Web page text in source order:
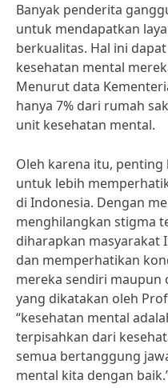
Banyak penderita
untuk mendapatkan
berkualitas. Hal ini
kesehatan mental
Menurut data
hanya 7% dari rumah
unit kesehatan mental.
Oleh karena itu,
untuk lebih
di Indonesia. Dengan
menghilangkan stigma
diharapkan masyarakat
dan memperhatikan
mereka sendiri maupun
yang dikatakan oleh
“kesehatan mental
terpisahkan dari
semua bertanggung
mental kita dengan